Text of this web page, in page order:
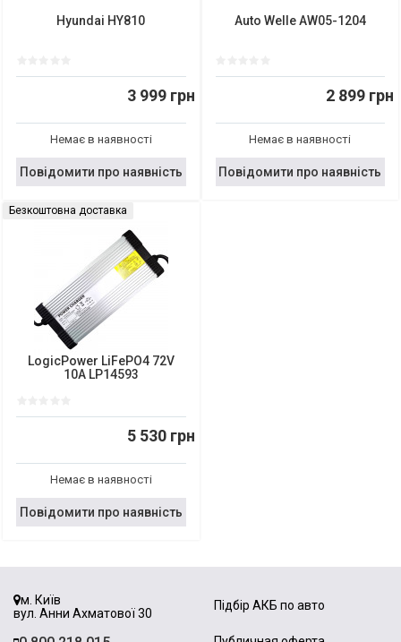
Hyundai HY810
3 999 грн
Немає в наявності
Повідомити про наявність
Auto Welle AW05-1204
2 899 грн
Немає в наявності
Повідомити про наявність
Безкоштовна доставка
LogicPower LiFePO4 72V
10A LP14593
5 530 грн
Немає в наявності
Повідомити про наявність
м. Київ
вул. Анни Ахматової 30
Підбір АКБ по авто